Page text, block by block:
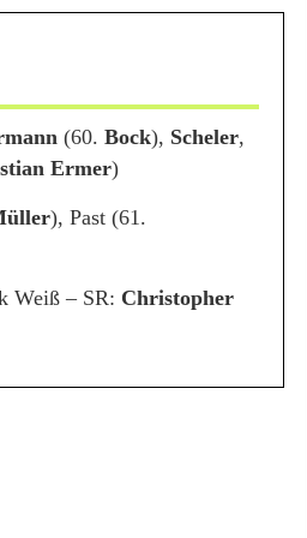
(60. Bock), Scheler,
Ermer)
), Past (61.
Weiß – SR: Christopher